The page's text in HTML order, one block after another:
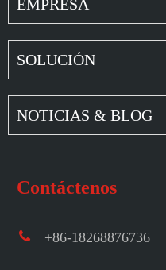
EMPRESA
SOLUCIÓN
NOTICIAS & BLOG
Contáctenos
+86-18268876736